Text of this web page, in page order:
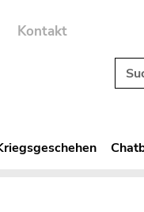
Kontakt